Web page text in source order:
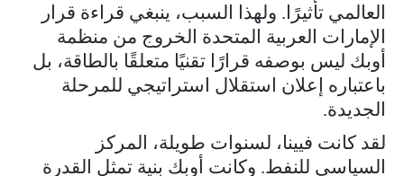
العالمي تأثيرًا. ولهذا السبب، ينبغي قراءة قرار
الإمارات العربية المتحدة الخروج من منظمة
أوبك ليس بوصفه قرارًا تقنيًا متعلقًا بالطاقة، بل
باعتباره إعلان استقلال استراتيجي للمرحلة
الجديدة.
لقد كانت فيينا، لسنوات طويلة، المركز
السياسي للنفط. وكانت أوبك بنية تمثل القدرة